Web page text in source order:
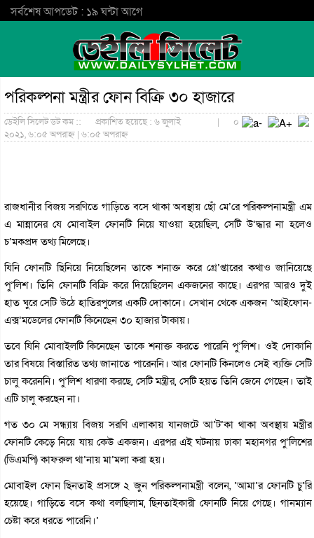
সর্বশেষ আপডেট : ১৯ ঘন্টা আগে
পরিকল্পনা মন্ত্রীর ফোন বিক্রি ৩০ হাজারে
ডেইলি সিলেট ডট কম ::
প্রকাশিত হয়েছে : ৬ জুলাই
২০২১, ৬:০৫ অপরাহ্ন | ৬:০৫ অপরাহ্ন
| ০
রাজধানীর বিজয় সরণিতে গাড়িতে বসে থাকা অবস্থায় ছোঁ মে’রে পরিকল্পনামন্ত্রী এম
এ মান্নানের যে মোবাইল ফোনটি নিয়ে যাওয়া হয়েছিল, সেটি উ’দ্ধার না হলেও
চ’মকপ্রদ তথ্য মিলেছে।
যিনি ফোনটি ছিনিয়ে নিয়েছিলেন তাকে শনাক্ত করে গ্রে’প্তারের কথাও জানিয়েছে
পু’লিশ। তিনি ফোনটি বিক্রি করে দিয়েছিলেন একজনের কাছে। এরপর আরও দুই
হাত ঘুরে সেটি উঠে হাতিরপুলের একটি দোকানে। সেখান থেকে একজন ‘আইফোন-
এক্স’মডেলের ফোনটি কিনেছেন ৩০ হাজার টাকায়।
তবে যিনি মোবাইলটি কিনেছেন তাকে শনাক্ত করতে পারেনি পু’লিশ। ওই দোকানি
তার বিষয়ে বিস্তারিত তথ্য জানাতে পারেননি। আর ফোনটি কিনলেও সেই ব্যক্তি সেটি
চালু করেননি। পু’লিশ ধারণা করছে, সেটি মন্ত্রীর, সেটি হয়ত তিনি জেনে গেছেন। তাই
এটি চালু করছেন না।
গত ৩০ মে সন্ধ্যায় বিজয় সরণি এলাকায় যানজটে আ’ট’কা থাকা অবস্থায় মন্ত্রীর
ফোনটি কেড়ে নিয়ে যায় কেউ একজন। এরপর এই ঘটনায় ঢাকা মহানগর পু’লিশের
(ডিএমপি) কাফরুল থা’নায় মা’মলা করা হয়।
মোবাইল ফোন ছিনতাই প্রসঙ্গে ২ জুন পরিকল্পনামন্ত্রী বলেন, ‘আমা’র ফোনটি চু’রি
হয়েছে। গাড়িতে বসে কথা বলছিলাম, ছিনতাইকারী ফোনটি নিয়ে গেছে। গানম্যান
চেষ্টা করে ধরতে পারেনি।’